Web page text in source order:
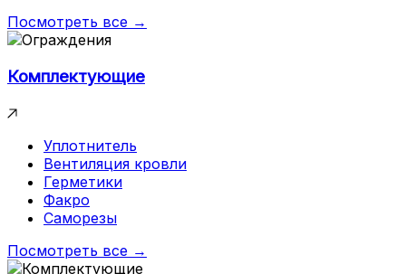
Посмотреть все →
Комплектующие
Уплотнитель
Вентиляция кровли
Герметики
Факро
Саморезы
Посмотреть все →